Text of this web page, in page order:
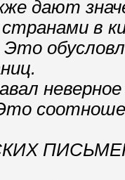
дают
в